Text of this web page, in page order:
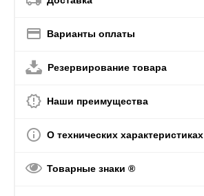
Варианты оплаты
Резервирование товара
Наши преимущества
О технических характеристиках
Товарные знаки ®